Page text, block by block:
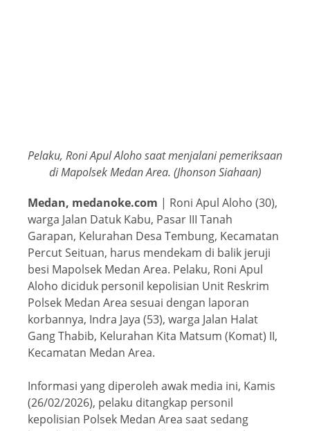
Pelaku, Roni Apul Aloho saat menjalani pemeriksaan
di Mapolsek Medan Area. (Jhonson Siahaan)
Medan, medanoke.com | Roni Apul Aloho (30),
warga Jalan Datuk Kabu, Pasar III Tanah
Garapan, Kelurahan Desa Tembung, Kecamatan
Percut Seituan, harus mendekam di balik jeruji
besi Mapolsek Medan Area. Pelaku, Roni Apul
Aloho diciduk personil kepolisian Unit Reskrim
Polsek Medan Area sesuai dengan laporan
korbannya, Indra Jaya (53), warga Jalan Halat
Gang Thabib, Kelurahan Kita Matsum (Komat) II,
Kecamatan Medan Area.
Informasi yang diperoleh awak media ini, Kamis
(26/02/2026), pelaku ditangkap personil
kepolisian Polsek Medan Area saat sedang